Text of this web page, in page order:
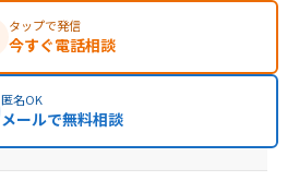
タップで発信
今すぐ電話相談
匿名OK
メールで無料相談